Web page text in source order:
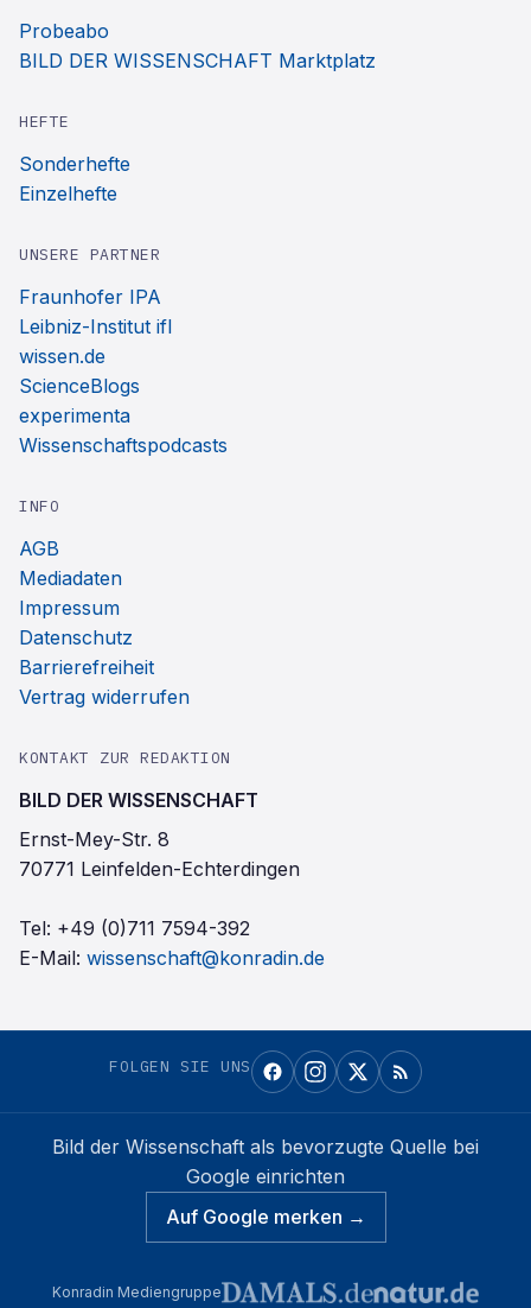
Probeabo
BILD DER WISSENSCHAFT Marktplatz
HEFTE
Sonderhefte
Einzelhefte
UNSERE PARTNER
Fraunhofer IPA
Leibniz-Institut ifl
wissen.de
ScienceBlogs
experimenta
Wissenschaftspodcasts
INFO
AGB
Mediadaten
Impressum
Datenschutz
Barrierefreiheit
Vertrag widerrufen
KONTAKT ZUR REDAKTION
BILD DER WISSENSCHAFT
Ernst-Mey-Str. 8
70771 Leinfelden-Echterdingen
Tel: +49 (0)711 7594-392
E-Mail: wissenschaft@konradin.de
FOLGEN SIE UNS
Bild der Wissenschaft als bevorzugte Quelle bei
Google einrichten
Auf Google merken →
Konradin Mediengruppe